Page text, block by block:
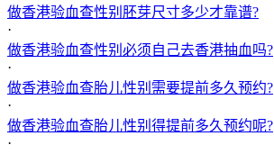
做香港验血查性别胚芽尺寸多少才靠谱?
·
做香港验血查性别必须自己去香港抽血吗?
·
做香港验血查胎儿性别需要提前多久预约?
·
做香港验血查胎儿性别得提前多久预约呢?
·